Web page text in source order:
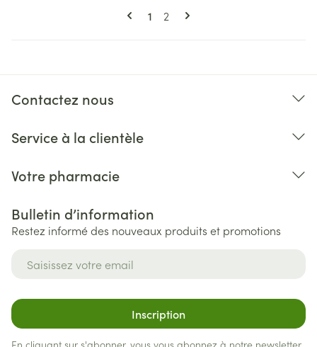
Pages
Vous lisez actuellement la page
1 Page
2
Contactez nous
Service à la clientèle
Votre pharmacie
Bulletin d’information
Restez informé des nouveaux produits et promotions
Inscription
En cliquant sur s'abonner, vous vous abonnez à notre newsletter